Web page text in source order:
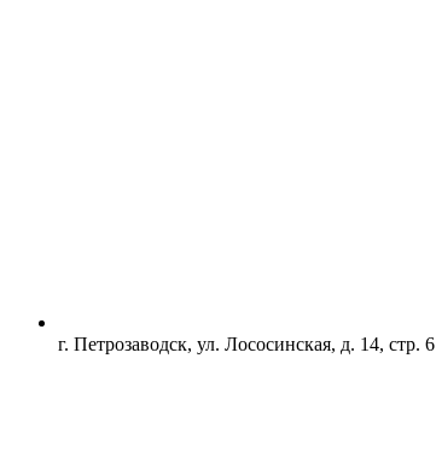
г. Петрозаводск, ул. Лососинская, д. 14, стр. 6